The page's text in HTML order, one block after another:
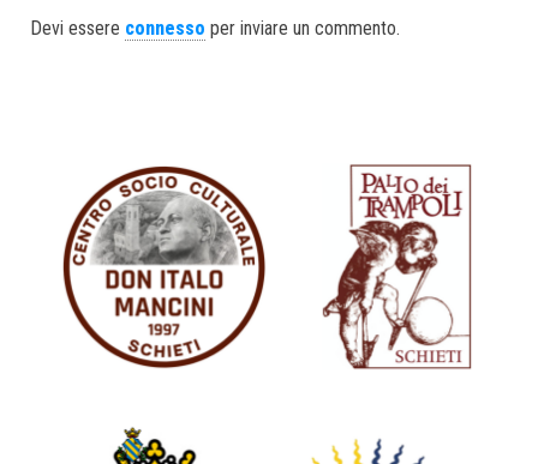
ok er In
Devi essere connesso per inviare un commento.